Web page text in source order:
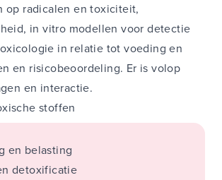
op radicalen en toxiciteit,
in vitro modellen voor detectie
in relatie tot voeding en
en risicobeoordeling. Er is volop
en interactie.
stoffen
we in op:
en belasting
detoxificatie